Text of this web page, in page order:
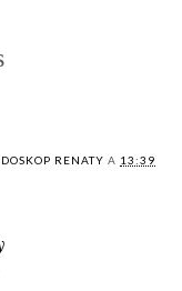
RENATY A 13:39